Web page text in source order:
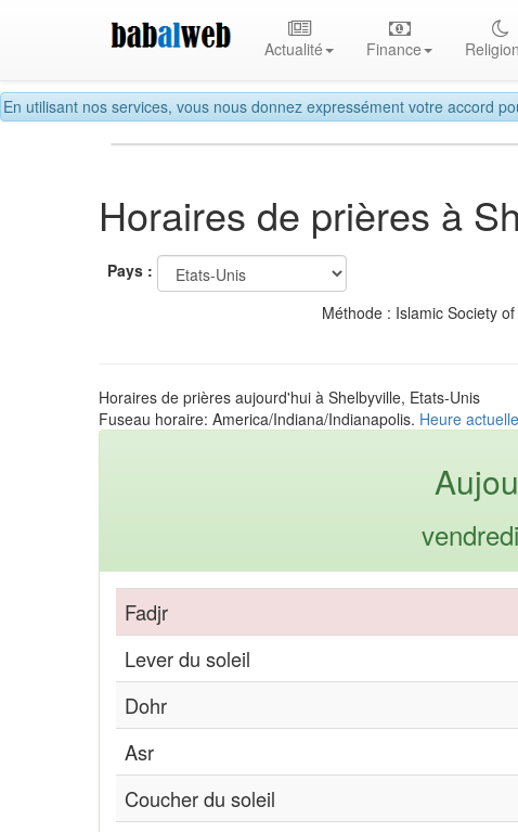
En utilisant nos services, vous nous donnez expressément votre accord
Actualité Finance Religion
Horaires de prières à
Pays :
Méthode : Islamic Society
Horaires de prières aujourd'hui à Shelbyville, Etats-Unis
Fuseau horaire: America/Indiana/Indianapolis. Heure
Fadjr
Lever du soleil
Dohr
Asr
Coucher du soleil